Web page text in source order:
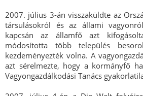
2007. július 3-án visszaküldte az
társulásokról és az állami
kapcsán az államfő azt
módosította több település
kezdeményezték volna. A
azt sérelmezte, hogy a kormányfő
Vagyongazdálkodási Tanács